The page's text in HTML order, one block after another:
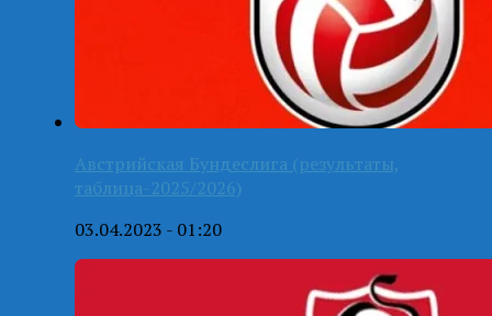
Австрийская Бундеслига (результаты,
таблица-2025/2026)
03.04.2023 - 01:20